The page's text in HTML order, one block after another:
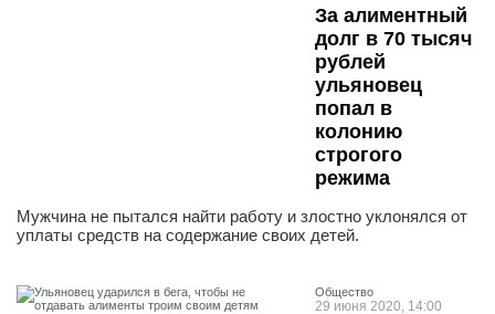
За алиментный
долг в 70 тысяч
рублей
ульяновец
попал в
колонию
строгого
режима
Мужчина не пытался найти работу и злостно уклонялся от
уплаты средств на содержание своих детей.
Общество
29 июня 2020, 14:00